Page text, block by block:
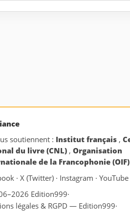
soutiennent : Institut français ,
du livre (CNL) ,Organisation
de la Francophonie (OIF)
· X (Twitter) · Instagram · YouTube
Edition999·
légales & RGPD — Edition999·